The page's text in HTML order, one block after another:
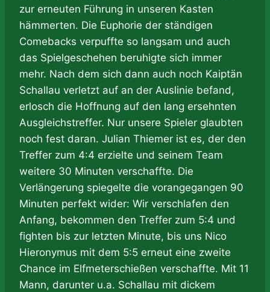
zur erneuten Führung in unseren Kasten
hämmerten. Die Euphorie der ständigen
Comebacks verpuffte so langsam und auch
das Spielgeschehen beruhigte sich immer
mehr. Nach dem sich dann auch noch Kaiptän
Schallau verletzt auf an der Auslinie befand,
erlosch die Hoffnung auf den lang ersehnten
Ausgleichstreffer. Nur unsere Spieler glaubten
noch fest daran. Julian Thiemer ist es, der den
Treffer zum 4:4 erzielte und seinem Team
weitere 30 Minuten verschaffte. Die
Verlängerung spiegelte die vorangegangen 90
Minuten perfekt wider: Wir verschlafen den
Anfang, bekommen den Treffer zum 5:4 und
fighten bis zur letzten Minute, bis uns Nico
Hieronymus mit dem 5:5 erneut eine zweite
Chance im Elfmeterschießen verschaffte. Mit 11
Mann, darunter u.a. Schallau mit dickem